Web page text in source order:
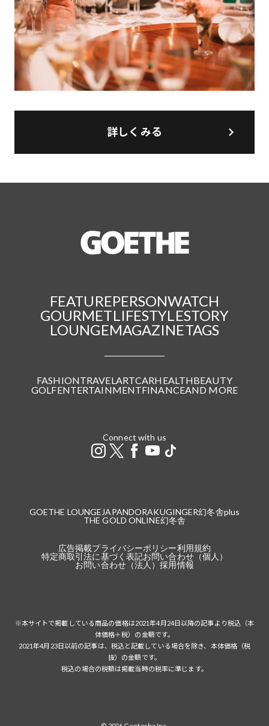
詳しくみる
FEATUREPERSONWATCH
GOURMETLIFESTYLESTORY
LOUNGEMAGAZINETAGS
FASHIONTRAVELARTCARHEALTHBEAUTY
GOLFENTERTAINMENTFINANCEAND MORE
Connect with us
GOETHE LOUNGE JAPANDORAKUGINGER幻冬舎plus
THE GOLD ONLINE幻冬舎
広告掲載プライバシーポリシー利用規約
特定商取引法に基づく表記お問い合わせ（個人）
お問い合わせ（法人）採用情報
※本サイトで掲載している商品の価格は2021年4月24日以降の記事より税込（本
体価格＋税）の金額です。
2021年4月23日以前の記事は、税込と記載している場合を除き、本体価格（税
抜）の金額です。
税込の場合の税額は掲載当時の税率に準じます。